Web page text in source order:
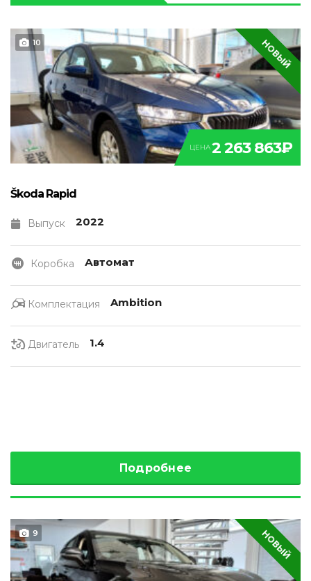
10 НОВЫЙ
ЦЕНА2 263 863₽
Škoda Rapid
Выпуск 2022
Коробка Автомат
Комплектация Ambition
Двигатель 1.4
Подробнее
9 НОВЫЙ